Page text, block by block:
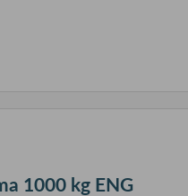
1000 kg ENG